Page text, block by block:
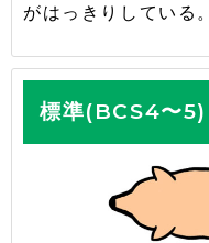
がはっきりしている。
標準(BCS4〜5)